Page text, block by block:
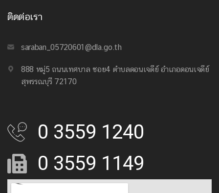
ติดต่อเรา
saraban_05720601@dla.go.th
888 หมู่5 ถนนเทศบาล ซอย4 ตำบลดอนเจดีย์ อำเภอดอนเจดีย์
สุพรรณบุรี 72170
0 3559 1240
0 3559 1149